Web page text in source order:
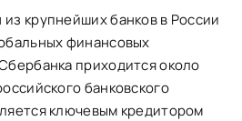
крупнейших банков в России
финансовых
приходится около
банковского
ключевым кредитором